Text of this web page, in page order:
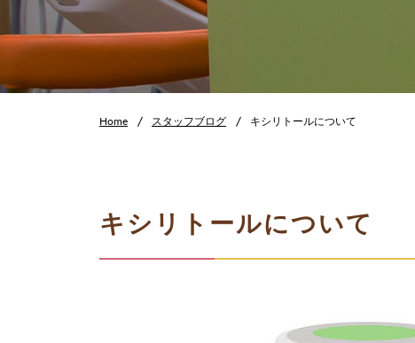
Home スタッフブログ キシリトールについて
キシリトールについて